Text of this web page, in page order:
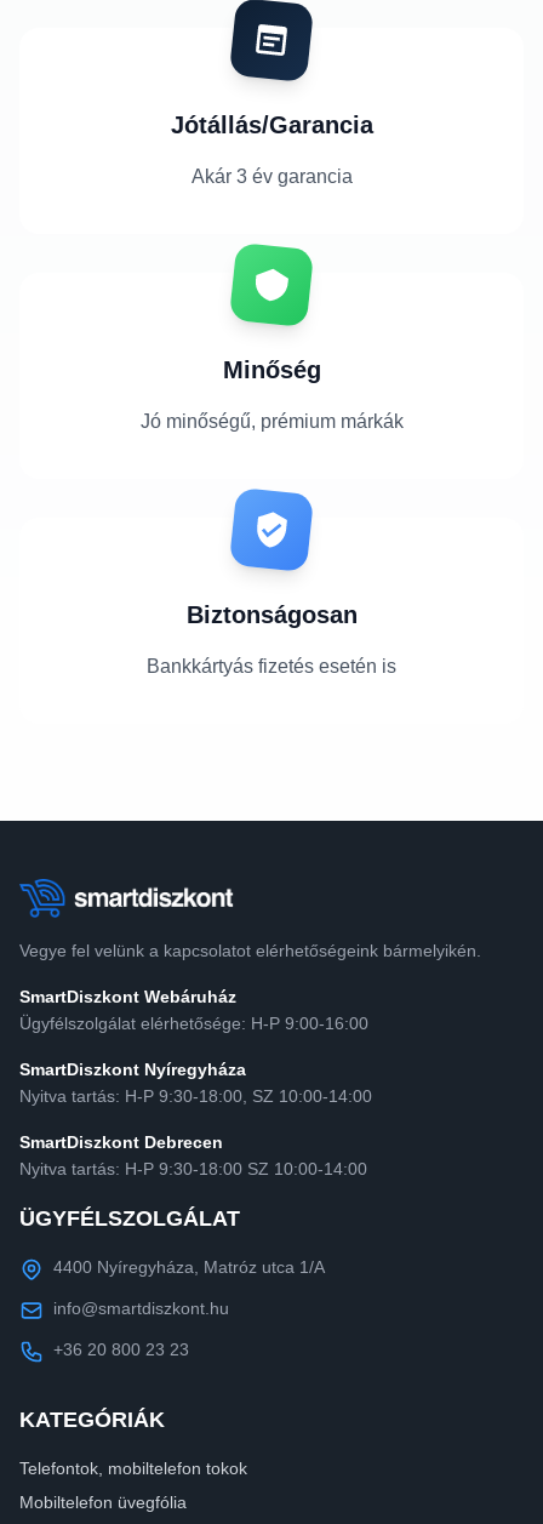
Jótállás/Garancia
Akár 3 év garancia
Minőség
Jó minőségű, prémium márkák
Biztonságosan
Bankkártyás fizetés esetén is
Vegye fel velünk a kapcsolatot elérhetőségeink bármelyikén.
SmartDiszkont Webáruház
Ügyfélszolgálat elérhetősége: H-P 9:00-16:00
SmartDiszkont Nyíregyháza
Nyitva tartás: H-P 9:30-18:00, SZ 10:00-14:00
SmartDiszkont Debrecen
Nyitva tartás: H-P 9:30-18:00 SZ 10:00-14:00
ÜGYFÉLSZOLGÁLAT
4400 Nyíregyháza, Matróz utca 1/A
info@smartdiszkont.hu
+36 20 800 23 23
KATEGÓRIÁK
Telefontok, mobiltelefon tokok
Mobiltelefon üvegfólia